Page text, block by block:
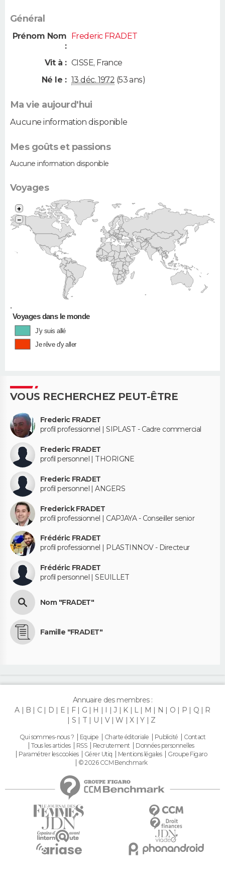
Général
Prénom Nom
:
Frederic FRADET
Vit à : CISSE, France
Né le : 13 déc. 1972 (53 ans)
Ma vie aujourd'hui
Aucune information disponible
Mes goûts et passions
Aucune information disponible
Voyages
•
+
−
Voyages dans le monde
J'y suis allé
Je rêve d'y aller
VOUS RECHERCHEZ PEUT-ÊTRE
Frederic FRADET
profil professionnel | SIPLAST - Cadre commercial
Frederic FRADET
profil personnel | THORIGNE
Frederic FRADET
profil personnel | ANGERS
Frederick FRADET
profil professionnel | CAPJAYA - Conseiller senior
Frédéric FRADET
profil professionnel | PLASTINNOV - Directeur
Frédéric FRADET
profil personnel | SEUILLET
Nom "FRADET"
Famille "FRADET"
Annuaire des membres :
A
B C D E F G H I J K L M N O P Q
R
S
T U V W X Y Z
Qui sommes-nous ? Equipe Charte éditoriale Publicité
Contact
Tous les articles
RSS Recrutement
Données personnelles
Paramétrer les cookies
Gérer Utiq Mentions légales
Groupe Figaro
© 2026 CCM Benchmark